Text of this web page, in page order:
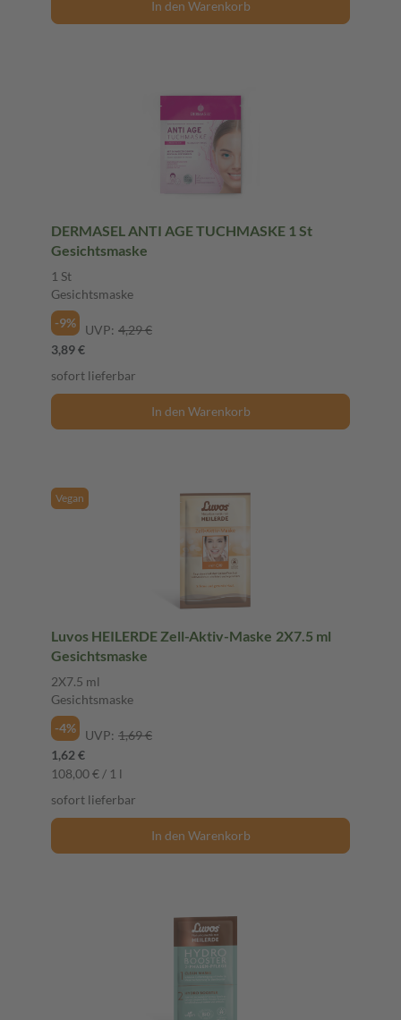
In den Warenkorb
DERMASEL ANTI AGE TUCHMASKE 1 St
Gesichtsmaske
1 St
Gesichtsmaske
-9%
UVP: 4,29 €
3,89 €
sofort lieferbar
In den Warenkorb
Vegan
Luvos HEILERDE Zell-Aktiv-Maske 2X7.5 ml
Gesichtsmaske
2X7.5 ml
Gesichtsmaske
-4%
UVP: 1,69 €
1,62 €
108,00 € / 1 l
sofort lieferbar
In den Warenkorb